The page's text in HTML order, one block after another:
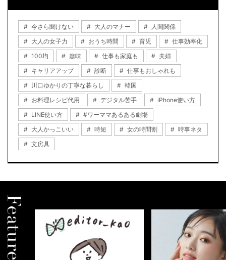
今さら聞けない 大人のマナー
人間関係
大人の女子力
おうち時間 育児
仕事効率化
100均
趣味 仕事も家庭も
夫婦
キャリアアップ
診断
仕事もおしゃれも
川口ゆかりの丁寧な暮らし
韓国
お料理レシピ代用
デジタル苦手
iPhone使い方
LINE使い方
#ワーママあるある劇場
大人かっこいい
時短 女の時間割
時事ネタ
文房具